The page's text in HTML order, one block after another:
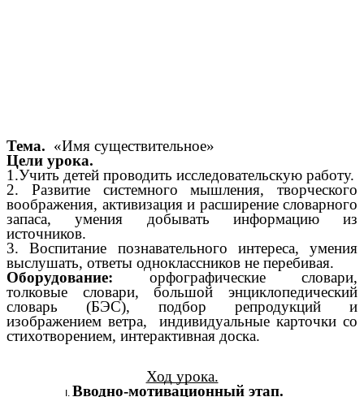
Тема. «Имя существительное»
Цели урока.
1.Учить детей проводить исследовательскую работу.
2. Развитие системного мышления, творческого
воображения, активизация и расширение словарного
запаса, умения добывать информацию из
источников.
3. Воспитание познавательного интереса, умения
выслушать, ответы одноклассников не перебивая.
Оборудование: орфографические словари,
толковые словари, большой энциклопедический
словарь (БЭС), подбор репродукций и
изображением ветра, индивидуальные карточки со
стихотворением, интерактивная доска.
Ход урока.
Вводно-мотивационный этап.